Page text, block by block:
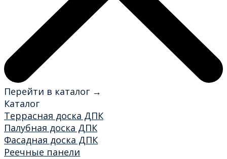
Перейти в каталог →
Каталог
Террасная доска ДПК
Палубная доска ДПК
Фасадная доска ДПК
Реечные панели